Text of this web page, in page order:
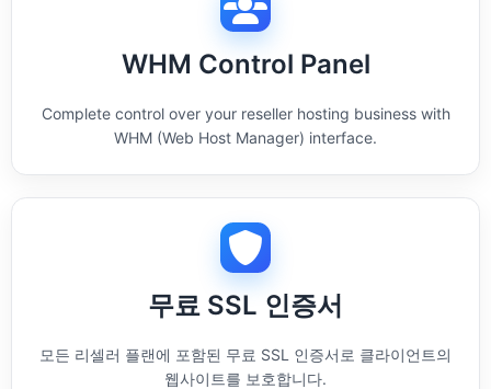
WHM Control Panel
Complete control over your reseller hosting business with
WHM (Web Host Manager) interface.
무료 SSL 인증서
모든 리셀러 플랜에 포함된 무료 SSL 인증서로 클라이언트의
웹사이트를 보호합니다.